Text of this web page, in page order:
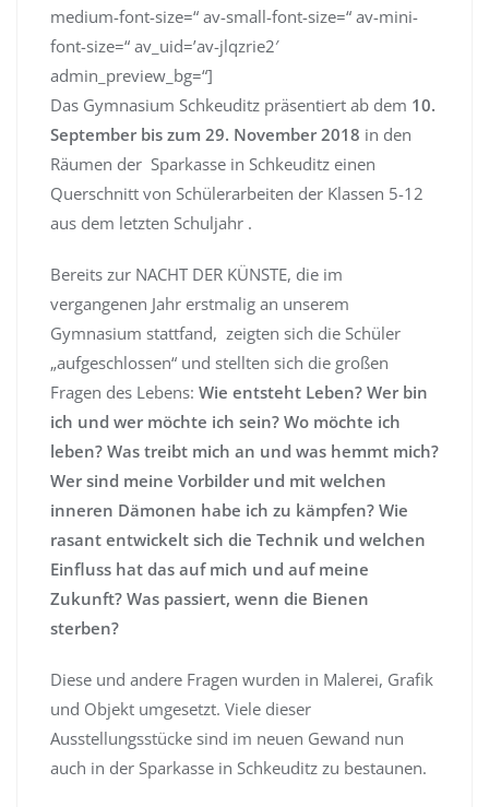
medium-font-size=“ av-small-font-size=“ av-mini-
font-size=“ av_uid=’av-jlqzrie2′
admin_preview_bg=“]
Das Gymnasium Schkeuditz präsentiert ab dem 10.
September bis zum 29. November 2018 in den
Räumen der Sparkasse in Schkeuditz einen
Querschnitt von Schülerarbeiten der Klassen 5-12
aus dem letzten Schuljahr .
Bereits zur NACHT DER KÜNSTE, die im
vergangenen Jahr erstmalig an unserem
Gymnasium stattfand, zeigten sich die Schüler
„aufgeschlossen“ und stellten sich die großen
Fragen des Lebens: Wie entsteht Leben? Wer bin
ich und wer möchte ich sein? Wo möchte ich
leben? Was treibt mich an und was hemmt mich?
Wer sind meine Vorbilder und mit welchen
inneren Dämonen habe ich zu kämpfen? Wie
rasant entwickelt sich die Technik und welchen
Einfluss hat das auf mich und auf meine
Zukunft? Was passiert, wenn die Bienen
sterben?
Diese und andere Fragen wurden in Malerei, Grafik
und Objekt umgesetzt. Viele dieser
Ausstellungsstücke sind im neuen Gewand nun
auch in der Sparkasse in Schkeuditz zu bestaunen.